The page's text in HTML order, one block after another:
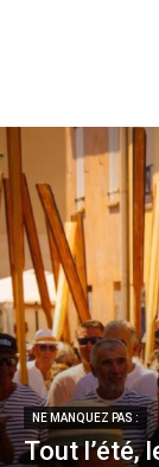
NE MANQUEZ PAS :
Tout l’été,